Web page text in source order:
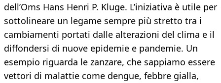
dell’Oms Hans Henri P. Kluge. L’iniziativa è utile per
sottolineare un legame sempre più stretto tra i
cambiamenti portati dalle alterazioni del clima e il
diffondersi di nuove epidemie e pandemie. Un
esempio riguarda le zanzare, che sappiamo essere
vettori di malattie come dengue, febbre gialla,